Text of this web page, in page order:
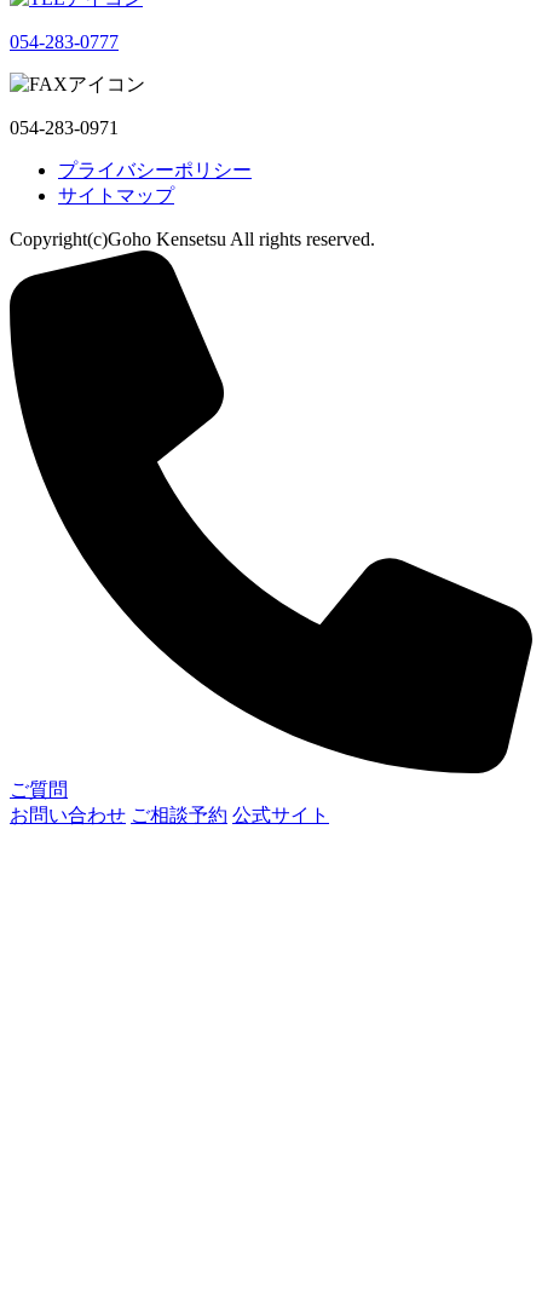
054-283-0777
054-283-0971
プライバシーポリシー
サイトマップ
Copyright(c)Goho Kensetsu All rights reserved.
ご質問
お問い合わせ ご相談予約 公式サイト